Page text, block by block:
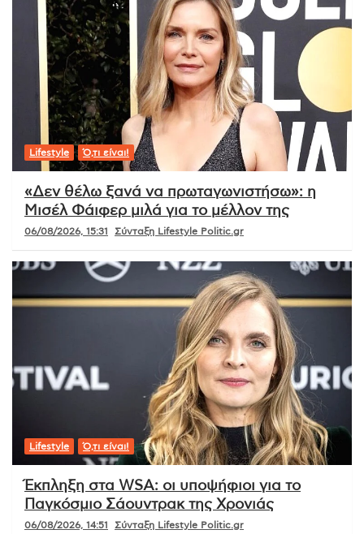
Lifestyle Ό,τι είναι!
«Δεν θέλω ξανά να πρωταγωνιστήσω»: η
Μισέλ Φάιφερ μιλά για το μέλλον της
06/08/2026, 15:31 Σύνταξη Lifestyle Politic.gr
Lifestyle Ό,τι είναι!
Έκπληξη στα WSA: οι υποψήφιοι για το
Παγκόσμιο Σάουντρακ της Χρονιάς
06/08/2026, 14:51 Σύνταξη Lifestyle Politic.gr